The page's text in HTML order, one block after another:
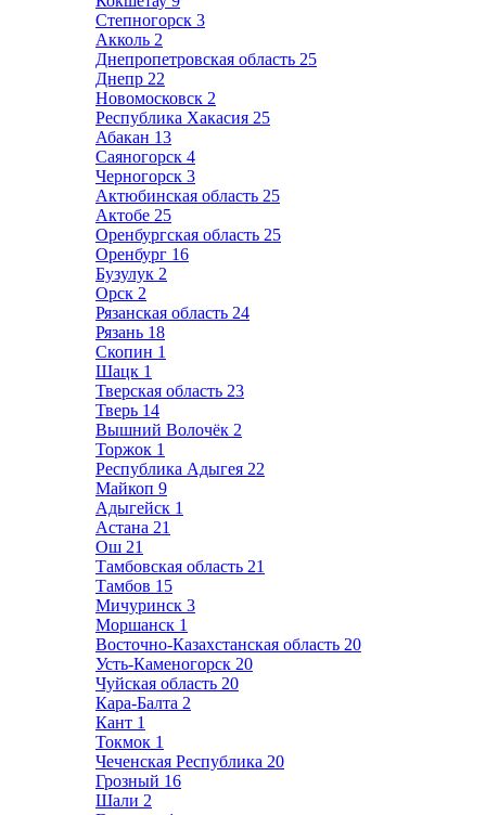
Степногорск 3
Акколь 2
Днепропетровская область 25
Днепр 22
Новомосковск 2
Республика Хакасия 25
Абакан 13
Саяногорск 4
Черногорск 3
Актюбинская область 25
Актобе 25
Оренбургская область 25
Оренбург 16
Бузулук 2
Орск 2
Рязанская область 24
Рязань 18
Скопин 1
Шацк 1
Тверская область 23
Тверь 14
Вышний Волочёк 2
Торжок 1
Республика Адыгея 22
Майкоп 9
Адыгейск 1
Астана 21
Ош 21
Тамбовская область 21
Тамбов 15
Мичуринск 3
Моршанск 1
Восточно-Казахстанская область 20
Усть-Каменогорск 20
Чуйская область 20
Кара-Балта 2
Кант 1
Токмок 1
Чеченская Республика 20
Грозный 16
Шали 2